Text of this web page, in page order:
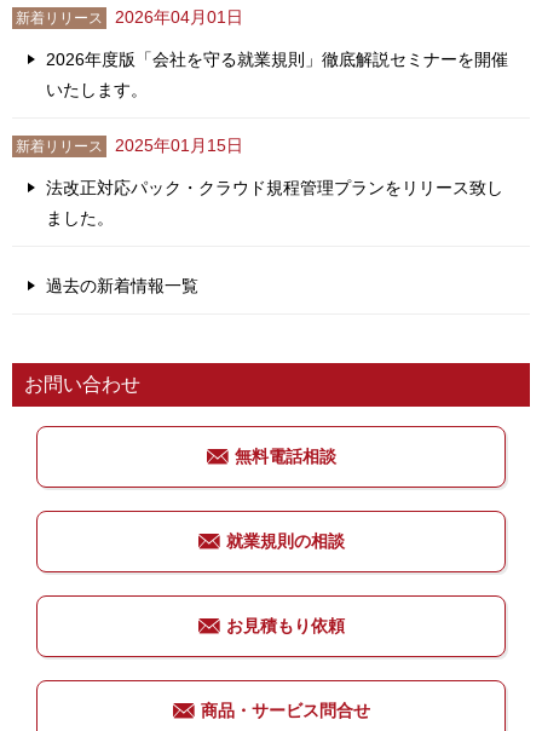
新着リリース 2026年04月01日
2026年度版「会社を守る就業規則」徹底解説セミナーを開催
いたします。
新着リリース 2025年01月15日
法改正対応パック・クラウド規程管理プランをリリース致し
ました。
過去の新着情報一覧
お問い合わせ
無料電話相談
就業規則の相談
お見積もり依頼
商品・サービス問合せ